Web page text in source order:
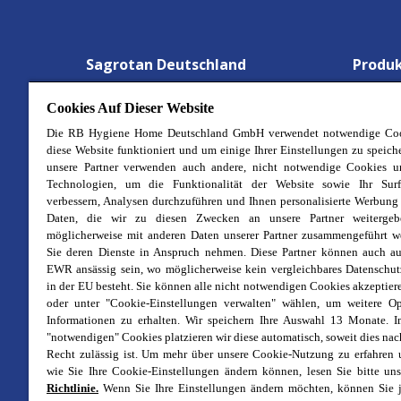
Sagrotan Deutschland
Gesund Detektive
Aktionen
Über uns
Stellenangebote
Kontakt
Impressum
Cookie-Richtlinie
Datenschutz
Rechtliche Bestimmungen
Sitemap
No-
Cookies Auf Dieser Website
Die RB Hygiene Home Deutschland GmbH verwendet notwendige
diese Website funktioniert und um einige Ihrer Einstellungen zu
unsere Partner verwenden auch andere, nicht notwendige Cookies
Technologien, um die Funktionalität der Website sowie Ihr
verbessern, Analysen durchzuführen und Ihnen personalisierte
Daten, die wir zu diesen Zwecken an unsere Partner
möglicherweise mit anderen Daten unserer Partner zusammengeführt
Sie deren Dienste in Anspruch nehmen. Diese Partner können auch
EWR ansässig sein, wo möglicherweise kein vergleichbares
in der EU besteht. Sie können alle nicht notwendigen Cookies
oder unter "Cookie-Einstellungen verwalten" wählen, um weitere
Informationen zu erhalten. Wir speichern Ihre Auswahl 13 Monate.
"notwendigen" Cookies platzieren wir diese automatisch, soweit dies
Recht zulässig ist. Um mehr über unsere Cookie-Nutzung zu erfahren
wie Sie Ihre Cookie-Einstellungen ändern können, lesen Sie bitte
Richtlinie. Wenn Sie Ihre Einstellungen ändern möchten, können Sie